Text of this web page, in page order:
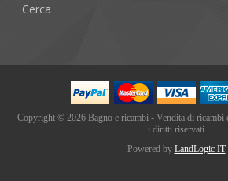
Cerca
Copyright © 2026 Bagno e ricambi - Vendita di ricambi
i diritti riservati
Powered by LandLogic IT